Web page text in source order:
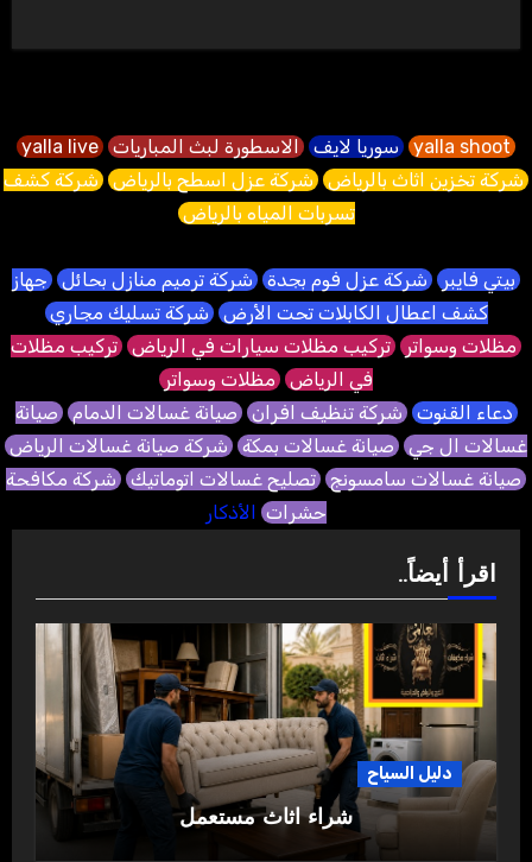
yalla shoot سوريا لايف الاسطورة لبث المباريات yalla live
شركة تخزين اثاث بالرياض شركة عزل اسطح بالرياض شركة كشف
تسربات المياه بالرياض
بيتي فايبر شركة عزل فوم بجدة شركة ترميم منازل بحائل جهاز
كشف اعطال الكابلات تحت الأرض شركة تسليك مجاري
مظلات وسواتر تركيب مظلات سيارات في الرياض تركيب مظلات
في الرياض مظلات وسواتر
دعاء القنوت شركة تنظيف افران صيانة غسالات الدمام صيانة
غسالات ال جي صيانة غسالات بمكة شركة صيانة غسالات الرياض
صيانة غسالات سامسونج تصليح غسالات اتوماتيك شركة مكافحة
حشرات الأذكار
اقرأ أيضاً..
دليل السياح
شراء اثاث مستعمل